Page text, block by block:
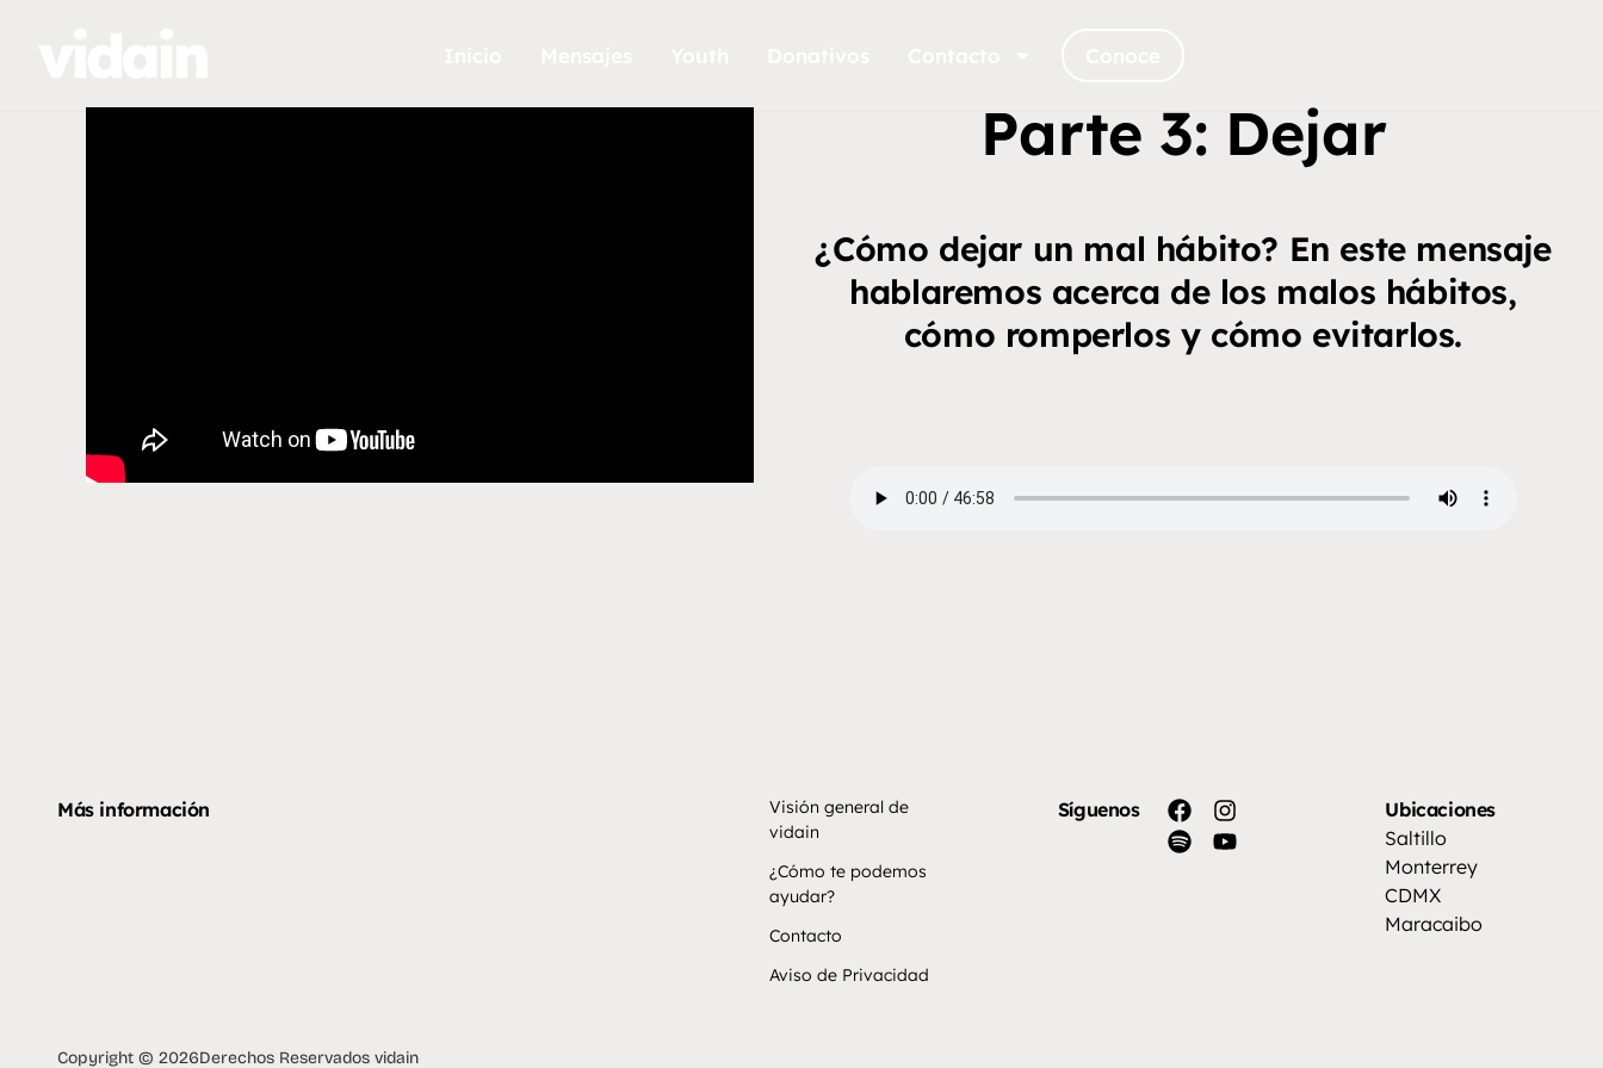
Parte 3: Dejar
¿Cómo dejar un mal hábito? En este mensaje
hablaremos acerca de los malos hábitos,
cómo romperlos y cómo evitarlos.
Más información
Visión general de
vidain
¿Cómo te podemos
ayudar?
Contacto
Aviso de Privacidad
Síguenos
Ubicaciones
Saltillo
Monterrey
CDMX
Maracaibo
Copyright © 2026Derechos Reservados vidain